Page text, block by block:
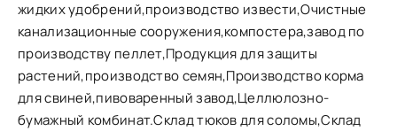
жидких удобрений,производство извести,Очистные
канализационные сооружения,компостера,завод по
производству пеллет,Продукция для защиты
растений,производство семян,Производство корма
для свиней,пивоваренный завод,Целлюлозно-
бумажный комбинат.Склад тюков для соломы,Склад